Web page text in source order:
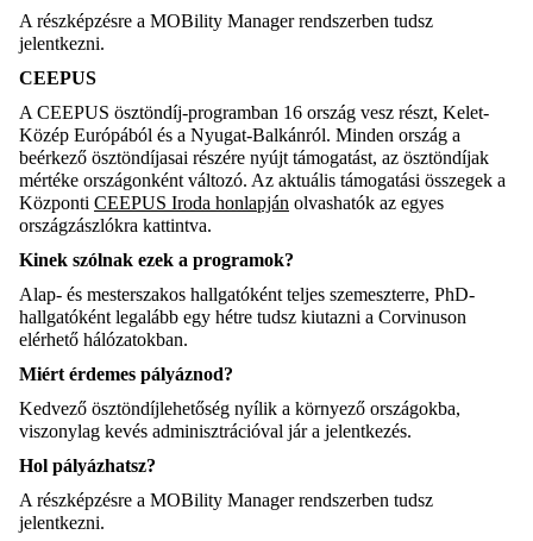
A részképzésre a MOBility Manager rendszerben tudsz
jelentkezni.
CEEPUS
A CEEPUS ösztöndíj-programban 16 ország vesz részt, Kelet-
Közép Európából és a Nyugat-Balkánról. Minden ország a
beérkező ösztöndíjasai részére nyújt támogatást, az ösztöndíjak
mértéke országonként változó. Az aktuális támogatási összegek a
Központi CEEPUS Iroda honlapján olvashatók az egyes
országzászlókra kattintva.
Kinek szólnak ezek a programok?
Alap- és mesterszakos hallgatóként teljes szemeszterre, PhD-
hallgatóként legalább egy hétre tudsz kiutazni a Corvinuson
elérhető hálózatokban.
Miért érdemes pályáznod?
Kedvező ösztöndíjlehetőség nyílik a környező országokba,
viszonylag kevés adminisztrációval jár a jelentkezés.
Hol pályázhatsz?
A részképzésre a MOBility Manager rendszerben tudsz
jelentkezni.